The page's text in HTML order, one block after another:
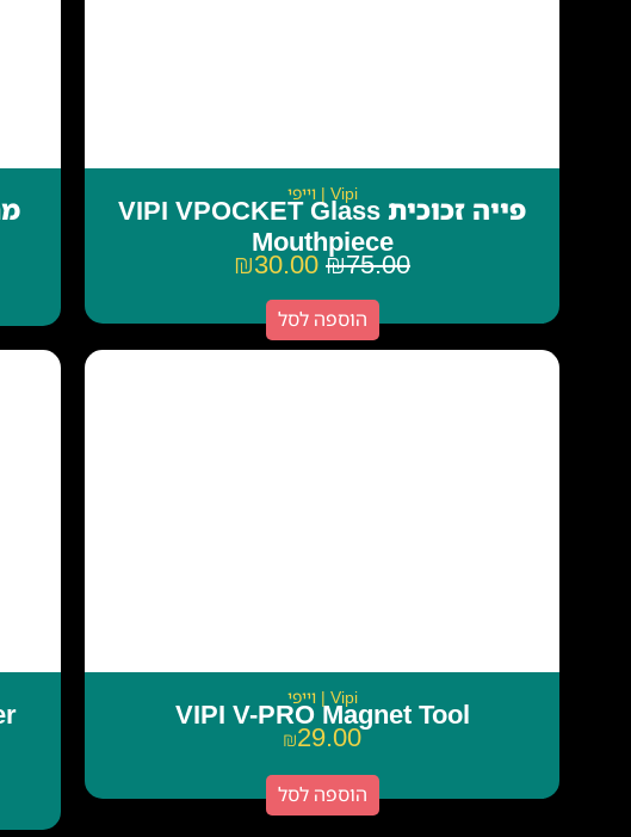
Vipi | וייפי
פייה זכוכית VIPI VPOCKET Glass
Mouthpiece
₪75.00
₪30.00
הוספה לסל
Vipi | וייפי
VIPI V-PRO Magnet Tool
₪29.00
הוספה לסל